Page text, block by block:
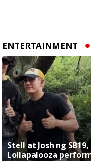
ENTERTAINMENT
Stell at Josh ng
Lollapalooza